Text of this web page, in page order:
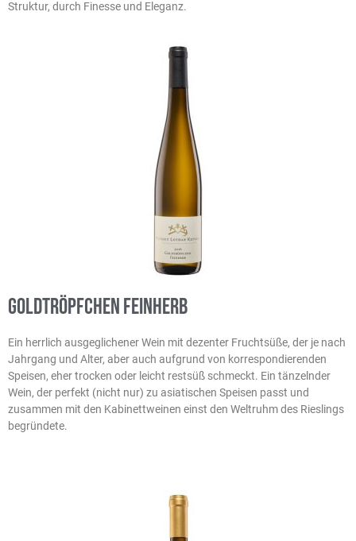
Struktur, durch Finesse und Eleganz.
Goldtröpfchen feinherb
Ein herrlich ausgeglichener Wein mit dezenter Fruchtsüße, der je nach
Jahrgang und Alter, aber auch aufgrund von korrespondierenden
Speisen, eher trocken oder leicht restsüß schmeckt. Ein tänzelnder
Wein, der perfekt (nicht nur) zu asiatischen Speisen passt und
zusammen mit den Kabinettweinen einst den Weltruhm des Rieslings
begründete.